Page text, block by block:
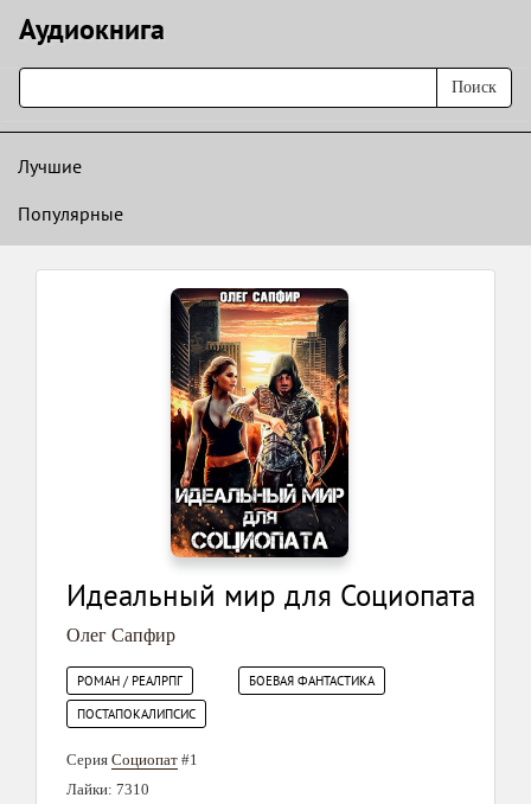
Аудиокнигa
Поиск
Лучшие
Популярные
Идеальный мир для Социопата
Олег Сапфир
РОМАН / РЕАЛРПГ
БОЕВАЯ ФАНТАСТИКА
ПОСТАПОКАЛИПСИС
Серия Социопат #1
Лайки: 7310